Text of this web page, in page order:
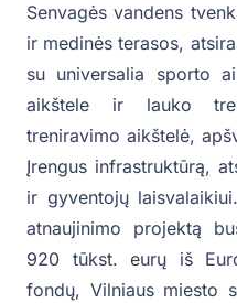
Senvagės vandens
ir medinės terasos,
su universalia sporto
aikštele ir lauko
treniravimo aikštelė,
Įrengus infrastruktūrą,
ir gyventojų
atnaujinimo projektą
920 tūkst. eurų iš
fondų, Vilniaus miesto